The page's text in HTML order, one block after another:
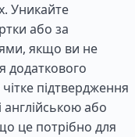
Уникайте
або за
якщо ви не
додаткового
підтвердження
або
це потрібно для